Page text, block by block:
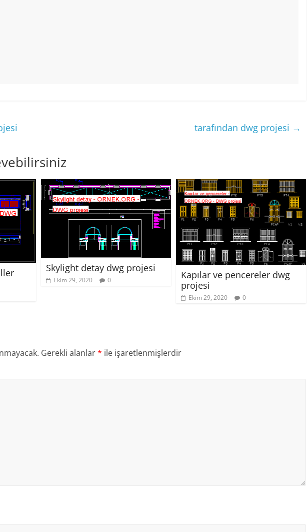
tarafından dwg projesi →
Skylight detay dwg projesi
Ekim 29, 2020 0
Kapılar ve pencereler dwg
projesi
Ekim 29, 2020 0
Gerekli alanlar* ile işaretlenmişlerdir